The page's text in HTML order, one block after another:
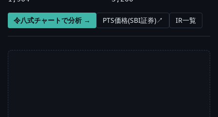
令八式チャートで分析 → PTS価格(SBI証券)↗ IR一覧